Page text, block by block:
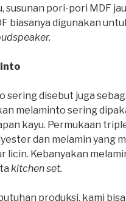
susunan pori-pori MDF
biasanya digunakan
sering disebut juga
melaminto sering
kayu. Permukaan
dan melamin yang
licin. Kebanyakan
kitchen set.
produksi, kami